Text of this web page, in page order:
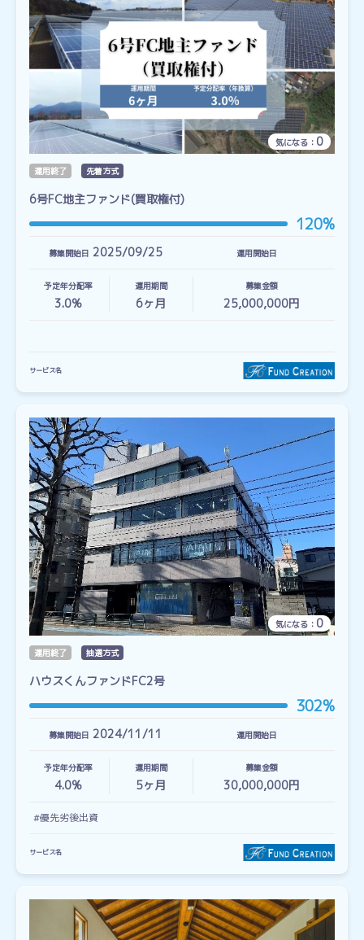
気になる： 0
運用終了 先着方式
6号FC地主ファンド(買取権付)
120%
募集開始日 2025/09/25 運用開始日
予定年分配率
3.0%
運用期間
6ヶ月
募集金額
25,000,000円
サービス名
気になる： 0
運用終了 抽選方式
ハウスくんファンドFC2号
302%
募集開始日 2024/11/11 運用開始日
予定年分配率
4.0%
運用期間
5ヶ月
募集金額
30,000,000円
#優先劣後出資
サービス名